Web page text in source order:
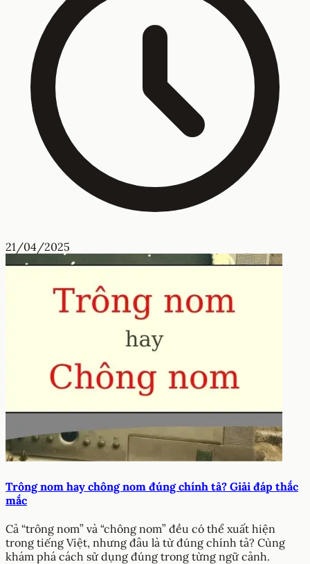
21/04/2025
Trông nom hay chông nom đúng chính tả? Giải đáp thắc
mắc
Cả “trông nom” và “chông nom” đều có thể xuất hiện
trong tiếng Việt, nhưng đâu là từ đúng chính tả? Cùng
khám phá cách sử dụng đúng trong từng ngữ cảnh.